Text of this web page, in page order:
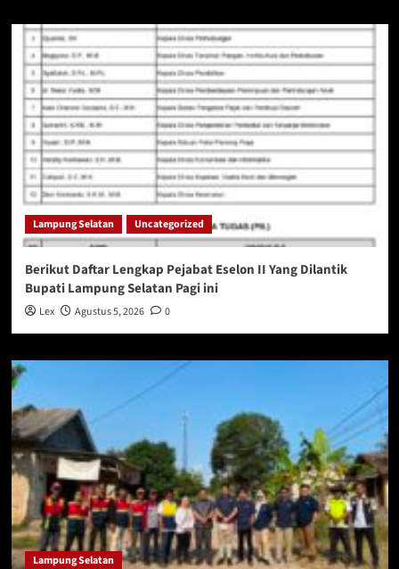
Lampung Selatan Uncategorized
Berikut Daftar Lengkap Pejabat Eselon II Yang Dilantik
Bupati Lampung Selatan Pagi ini
Lex Agustus 5, 2026 0
Lampung Selatan